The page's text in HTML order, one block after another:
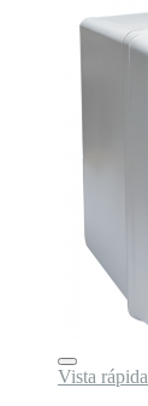
Vista rápida